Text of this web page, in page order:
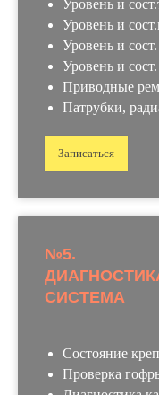
Уровень и
Уровень и
Уровень и
Уровень и
Приводные
Патрубки,
Записаться
№5.
СИСТЕМА
Состояние
Проверка